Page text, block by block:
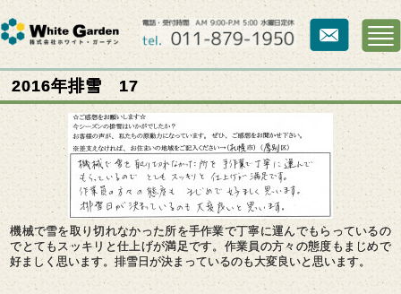
2016年排雪 17
機械で雪を取り切れなかった所を手作業で丁寧に運んでもらっているの
でとてもスッキリと仕上げが満足です。作業員の方々の態度もまじめで
好ましく思います。排雪日が決まっているのも大変良いと思います。